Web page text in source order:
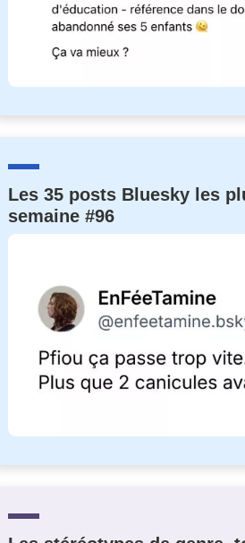
Les 35 posts Bluesky les
semaine #96